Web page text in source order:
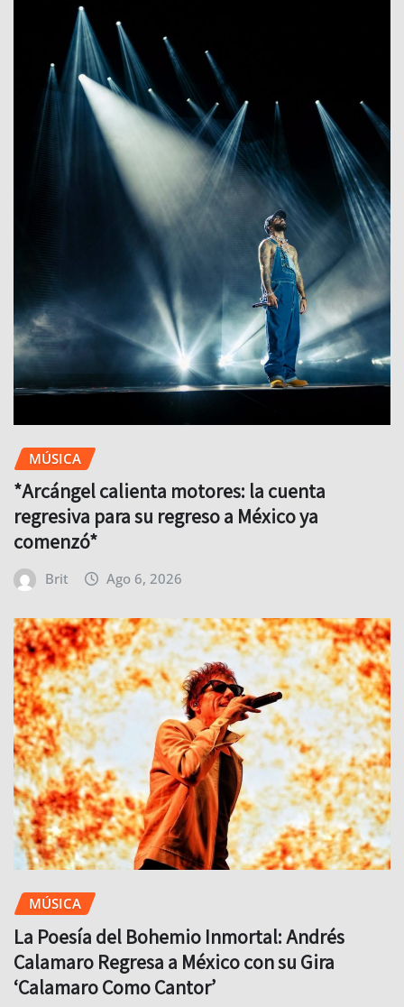
MÚSICA
*Arcángel calienta motores: la cuenta
regresiva para su regreso a México ya
comenzó*
Brit Ago 6, 2026
MÚSICA
La Poesía del Bohemio Inmortal: Andrés
Calamaro Regresa a México con su Gira
‘Calamaro Como Cantor’